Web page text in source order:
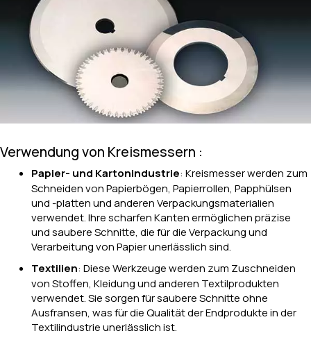
Verwendung von Kreismessern :
Papier- und Kartonindustrie: Kreismesser werden zum
Schneiden von Papierbögen, Papierrollen, Papphülsen
und -platten und anderen Verpackungsmaterialien
verwendet. Ihre scharfen Kanten ermöglichen präzise
und saubere Schnitte, die für die Verpackung und
Verarbeitung von Papier unerlässlich sind.
Textilien: Diese Werkzeuge werden zum Zuschneiden
von Stoffen, Kleidung und anderen Textilprodukten
verwendet. Sie sorgen für saubere Schnitte ohne
Ausfransen, was für die Qualität der Endprodukte in der
Textilindustrie unerlässlich ist.